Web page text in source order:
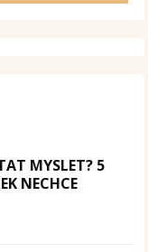
MYSLET? 5
NECHCE